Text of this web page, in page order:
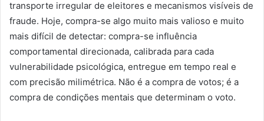
transporte irregular de eleitores e mecanismos visíveis de
fraude. Hoje, compra-se algo muito mais valioso e muito
mais difícil de detectar: compra-se influência
comportamental direcionada, calibrada para cada
vulnerabilidade psicológica, entregue em tempo real e
com precisão milimétrica. Não é a compra de votos; é a
compra de condições mentais que determinam o voto.